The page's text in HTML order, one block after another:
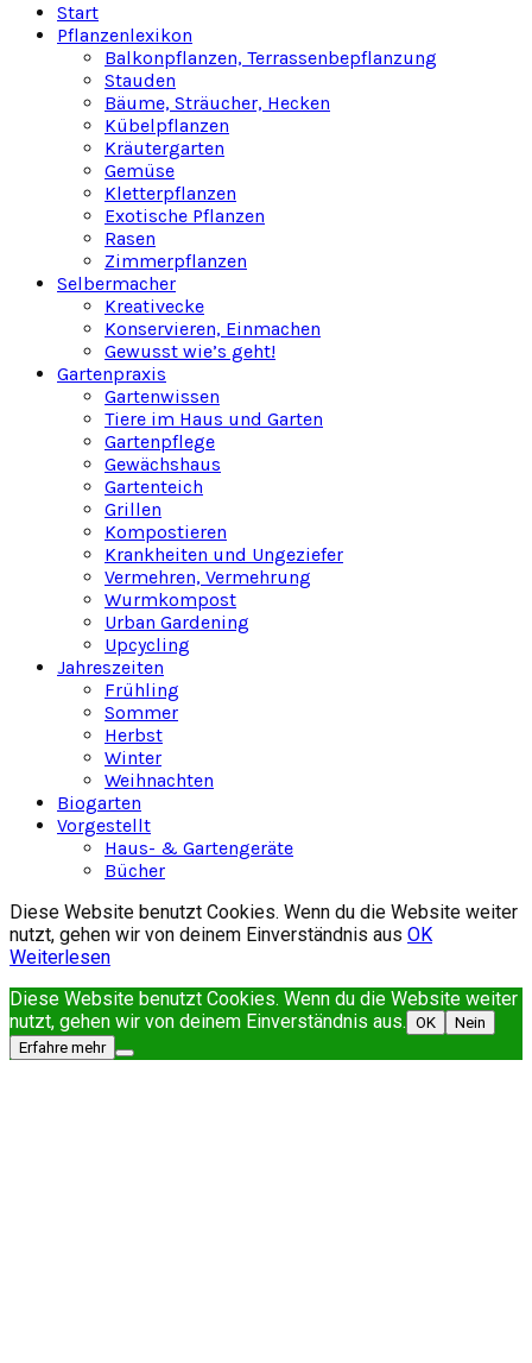
Start
Pflanzenlexikon
Balkonpflanzen, Terrassenbepflanzung
Stauden
Bäume, Sträucher, Hecken
Kübelpflanzen
Kräutergarten
Gemüse
Kletterpflanzen
Exotische Pflanzen
Rasen
Zimmerpflanzen
Selbermacher
Kreativecke
Konservieren, Einmachen
Gewusst wie’s geht!
Gartenpraxis
Gartenwissen
Tiere im Haus und Garten
Gartenpflege
Gewächshaus
Gartenteich
Grillen
Kompostieren
Krankheiten und Ungeziefer
Vermehren, Vermehrung
Wurmkompost
Urban Gardening
Upcycling
Jahreszeiten
Frühling
Sommer
Herbst
Winter
Weihnachten
Biogarten
Vorgestellt
Haus- & Gartengeräte
Bücher
Diese Website benutzt Cookies. Wenn du die Website weiter
nutzt, gehen wir von deinem Einverständnis aus OK
Weiterlesen
Diese Website benutzt Cookies. Wenn du die Website weiter
nutzt, gehen wir von deinem Einverständnis aus. OK
Nein
Erfahre mehr